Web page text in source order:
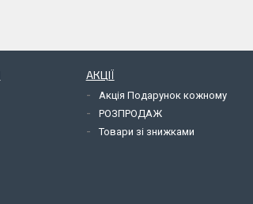
АКЦІЇ
Акція Подарунок кожному
РОЗПРОДАЖ
Товари зі знижками